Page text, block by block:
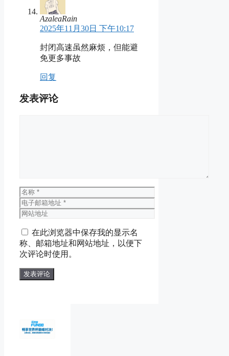
AzaleaRain
2025年11月30日 下午10:17
封闭高速虽然麻烦，但能避
免更多事故
回复
发表评论
名
称
电
子
箱
地
址
网
地
址
在此浏览器中保存我的显示名
称、邮箱地址和网站地址，以便下
次评论时使用。